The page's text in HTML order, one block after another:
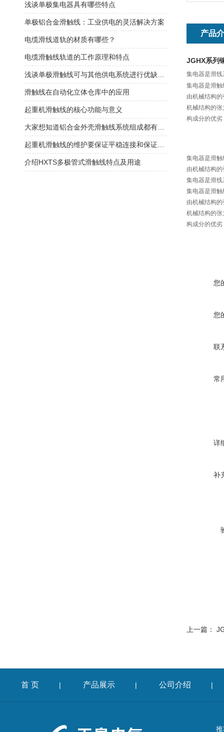
产品
JGHX系列
集电器是滑线
集电器是滑
由机械结构
机械结构的
构成分的优
集电器是滑
由机械结构
集电器是滑线
集电器是滑
由机械结构
机械结构的
构成分的优
您
您
联
常
详
补
上一篇：
浅谈单极集电器具有哪些特点
单极铝合金滑触线：工业供电的灵活解决方案
电缆滑线道轨的材质有哪些？
电缆滑触线轨道的工作原理和特点
滑触线在自动化立体仓库中的应用
起重机滑触线的核心功能与意义
介绍HXTS多极管式滑触线特点及用途
首 页 | 产品展示 | 公司介绍 |